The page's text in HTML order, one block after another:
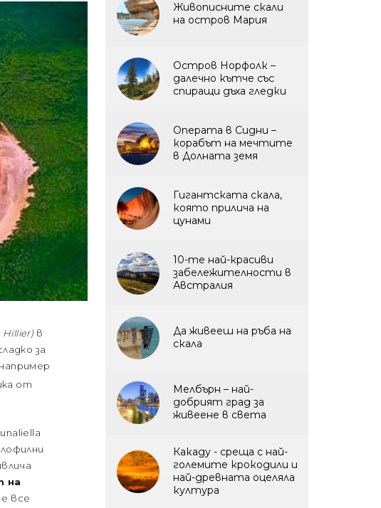
Hillier) в
за
от
на
все
Живописните скали
на остров Мария
Остров Норфолк –
далечно кътче със
спиращи дъха гледки
Операта в Сидни –
корабът на мечтите
в Долната земя
Гигантската скала,
която прилича на
цунами
10-те най-красиви
забележителности в
Австралия
Да живееш на ръба на
скала
Мелбърн – най-
добрият град за
живеене в света
Какаду - среща с най-
големите крокодили и
най-древната оцеляла
култура